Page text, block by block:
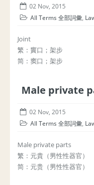
02 Nov, 2015
All Terms 全部詞彙,
Joint
繁：竇口；架步
简：窦口；架步
Male private
02 Nov, 2015
All Terms 全部詞彙,
Male private parts
繁：元貴（男性性器官）
简：元贵（男性性器官）